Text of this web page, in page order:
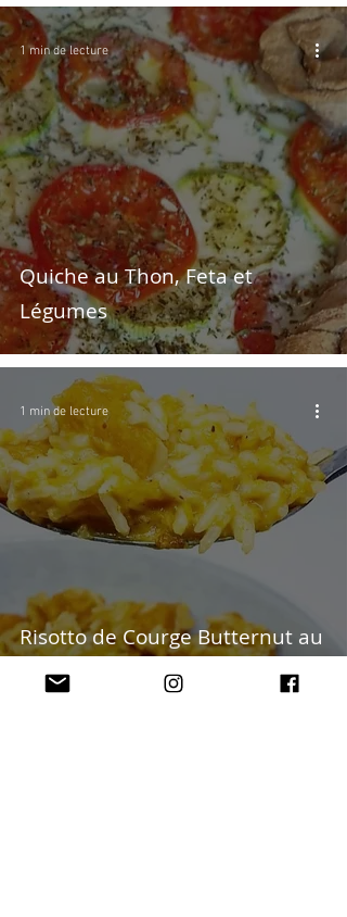
Quiche au Thon, Feta et
Légumes
1 min de lecture
Risotto de Courge Butternut au
lait de Coco
1 min de lecture